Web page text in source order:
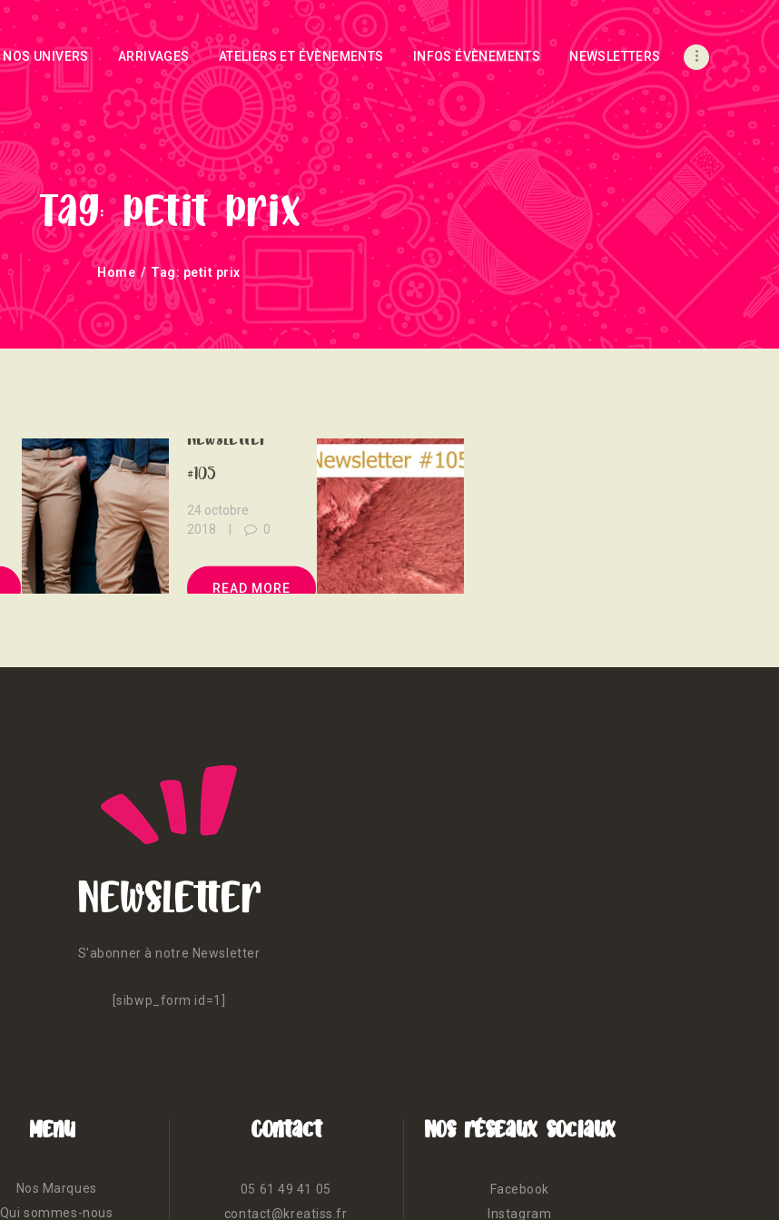
NOS UNIVERS ARRIVAGES ATELIERS ET ÉVÈNEMENTS INFOS ÉVÈNEMENTS NEWSLETTERS
Tag: petit prix
Home Tag: petit prix
ACCUEIL
NOS UNIVERS
ARRIVAGES
ATELIERS ET
ÉVÈNEMENTS
INFOS
ÉVÈNEMENTS
NEWSLETTERS
CONTACT
Newsletter
#105
24 octobre
2018
0
READ MORE
Newsletter
S'abonner à notre Newsletter
[sibwp_form id=1]
Menu
Nos Marques
Qui sommes-nous
Contact
05 61 49 41 05
contact@kreatiss.fr
Nos réseaux sociaux
Facebook
Instagram